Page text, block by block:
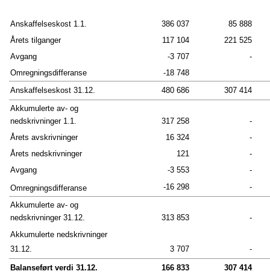
Anskaffelseskost 1.1. 386 037
85 888
Årets tilganger
117 104
221 525
Avgang
-3 707
-
Omregningsdifferanse
-18 748
Anskaffelseskost 31.12.
480 686
307 414
Akkumulerte av- og
nedskrivninger 1.1.
317 258
-
Årets avskrivninger
16 324
-
Årets nedskrivninger
121
-
Avgang
-3 553
-
Omregningsdifferanse
-16 298
-
Akkumulerte av- og
nedskrivninger 31.12.
313 853
-
Akkumulerte nedskrivninger
31.12.
3 707 -
Balanseført verdi 31.12. 166 833 307 414
FORRETNINGSOMRÅDER
Capital
Invest
Hedgefond
Eiendom
Sosiale Entreprenører
FINANSIELL INFORMASJON
OPPSUMMERING
Styret Ferd Holding
Nøkkeltall